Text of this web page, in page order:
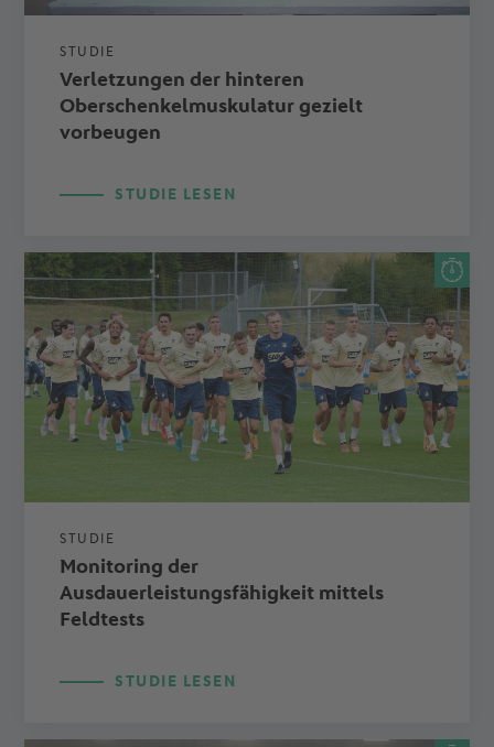
STUDIE
Verletzungen der hinteren
Oberschenkelmuskulatur gezielt
vorbeugen
STUDIE LESEN
STUDIE
Monitoring der
Ausdauerleistungsfähigkeit mittels
Feldtests
STUDIE LESEN